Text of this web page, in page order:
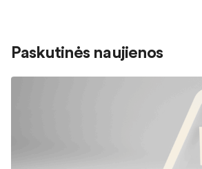
Paskutinės naujienos